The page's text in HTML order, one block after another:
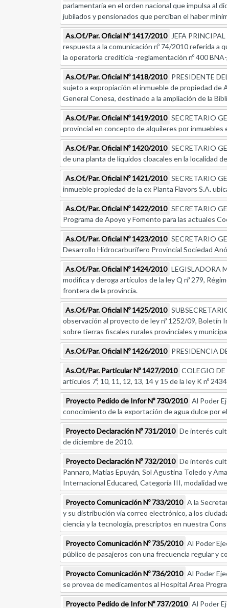
parlamentaria en el orden nacional que impulsa al
jubilados y pensionados que perciban el haber
As.Of./Par. Oficial Nº 1417/2010 JEFA
respuesta a la comunicación nº 74/2010 referida a
la operatoria crediticia -reglamentación nº 400
As.Of./Par. Oficial Nº 1418/2010 PRESIDENTE
sujeto a expropiación el inmueble de propiedad
General Conesa, destinado a la ampliación de la
As.Of./Par. Oficial Nº 1419/2010 SECRETARIO
provincial en concepto de alquileres por
As.Of./Par. Oficial Nº 1420/2010 SECRETARIO
de una planta de líquidos cloacales en la localidad
As.Of./Par. Oficial Nº 1421/2010 SECRETARIO
inmueble propiedad de la ex Planta Flavors S.A.
As.Of./Par. Oficial Nº 1422/2010 SECRETARIO
Programa de Apoyo y Fomento para las actuales
As.Of./Par. Oficial Nº 1423/2010 SECRETARIO
Desarrollo Hidrocarburífero Provincial Sociedad
As.Of./Par. Oficial Nº 1424/2010 LEGISLADORA
modifica y deroga artículos de la ley Q nº 279,
frontera de la provincia.
As.Of./Par. Oficial Nº 1425/2010
observación al proyecto de ley nº 1252/09, Boletín
sobre tierras fiscales rurales provinciales y
As.Of./Par. Oficial Nº 1426/2010 PRESIDENCIA
As.Of./Par. Particular Nº 1427/2010 COLEGIO
artículos 7º, 10, 11, 12, 13, 14 y 15 de la ley K nº
Proyecto Pedido de Infor Nº 730/2010 Al Poder
conocimiento de la exportación de agua dulce por
Proyecto Declaración Nº 731/2010 De interés
de diciembre de 2010.
Proyecto Declaración Nº 732/2010 De interés
Pannaro, Matías Epuyán, Sol Agustina Toledo y
Internacional Educared, Categoría III, modalidad
Proyecto Comunicación Nº 733/2010 A la
y su distribución vía correo electrónico, a los
ciencia y la tecnología, prescriptos en nuestra
Proyecto Comunicación Nº 735/2010 Al Poder
público de pasajeros con una frecuencia regular y
Proyecto Comunicación Nº 736/2010 Al Poder
se provea de medicamentos al Hospital Area
Proyecto Pedido de Infor Nº 737/2010 Al Poder